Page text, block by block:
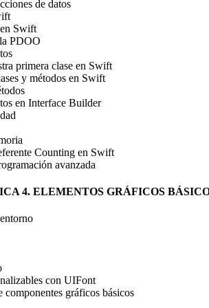
de datos
Swift
PDOO
primera clase en Swift
y métodos en Swift
en Interface Builder
Counting en Swift
avanzada
4. ELEMENTOS GRÁFICOS
con UIFont
componentes gráficos básicos